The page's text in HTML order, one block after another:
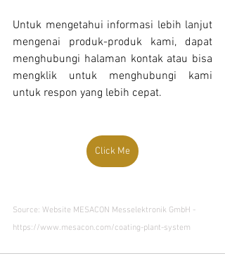
Untuk mengetahui informasi lebih lanjut
mengenai produk-produk kami, dapat
menghubungi halaman kontak atau bisa
mengklik untuk menghubungi kami
untuk respon yang lebih cepat.
Click Me
Source: Website MESACON Messelektronik GmbH -
https://www.mesacon.com/coating-plant-system